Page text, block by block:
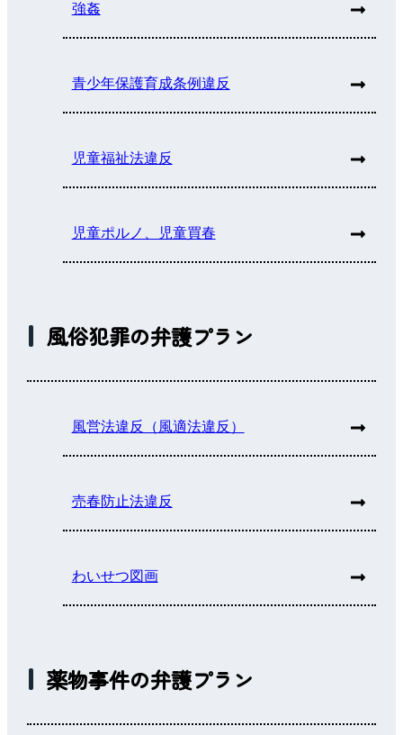
強姦
青少年保護育成条例違反
児童福祉法違反
児童ポルノ、児童買春
風俗犯罪の弁護プラン
風営法違反（風適法違反）
売春防止法違反
わいせつ図画
薬物事件の弁護プラン